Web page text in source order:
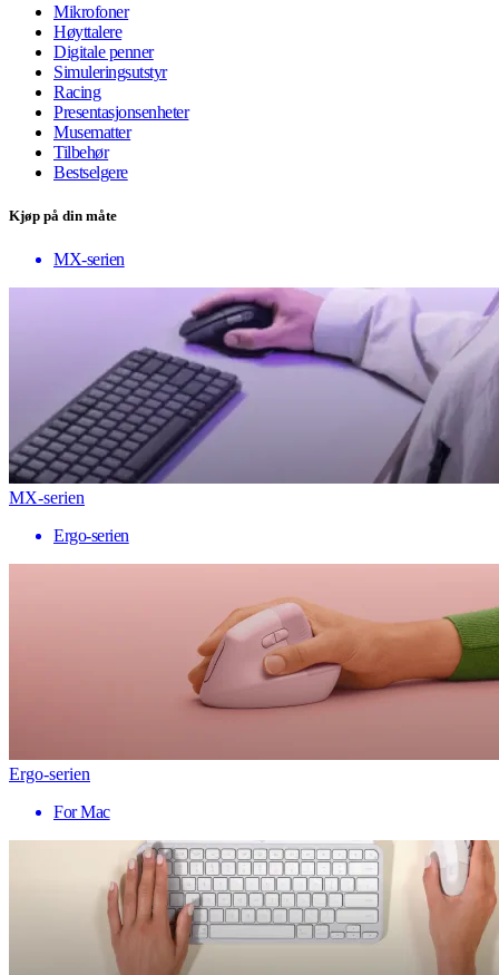
Mikrofoner
Høyttalere
Digitale penner
Simuleringsutstyr
Racing
Presentasjonsenheter
Musematter
Tilbehør
Bestselgere
Kjøp på din måte
MX-serien
MX-serien
Ergo-serien
Ergo-serien
For Mac